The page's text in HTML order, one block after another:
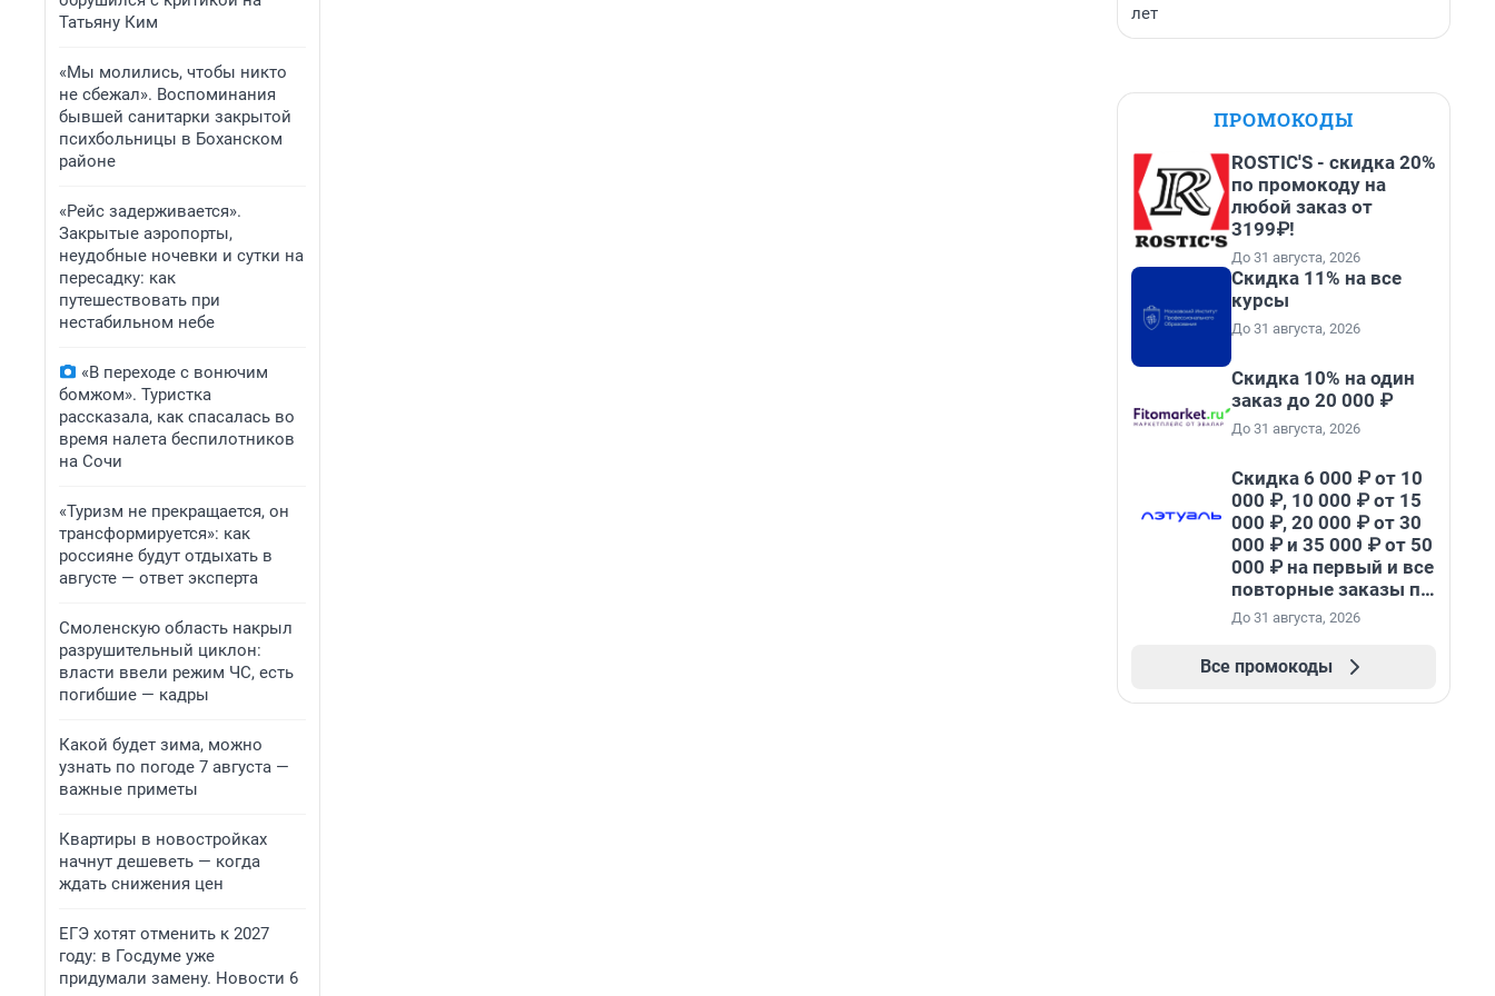
Татьяну Ким
«Мы молились, чтобы никто
не сбежал». Воспоминания
бывшей санитарки закрытой
психбольницы в Боханском
районе
«Рейс задерживается».
Закрытые аэропорты,
неудобные ночевки и сутки на
пересадку: как
путешествовать при
нестабильном небе
«В переходе с вонючим
бомжом». Туристка
рассказала, как спасалась во
время налета беспилотников
на Сочи
«Туризм не прекращается, он
трансформируется»: как
россияне будут отдыхать в
августе — ответ эксперта
Смоленскую область накрыл
разрушительный циклон:
власти ввели режим ЧС, есть
погибшие — кадры
Какой будет зима, можно
узнать по погоде 7 августа —
важные приметы
Квартиры в новостройках
начнут дешеветь — когда
ждать снижения цен
ЕГЭ хотят отменить к 2027
году: в Госдуме уже
придумали замену. Новости 6
лет
ПРОМОКОДЫ
ROSTIC'S - скидка 20%
по промокоду на
любой заказ от
3199₽!
До 31 августа, 2026
Скидка 11% на все
курсы
До 31 августа, 2026
Скидка 10% на один
заказ до 20 000 ₽
До 31 августа, 2026
Скидка 6 000 ₽ от 10
000 ₽, 10 000 ₽ от 15
000 ₽, 20 000 ₽ от 30
000 ₽ и 35 000 ₽ от 50
000 ₽ на первый и все
повторные заказы по
промокоду НАБЕРИ
До 31 августа, 2026
Все промокоды